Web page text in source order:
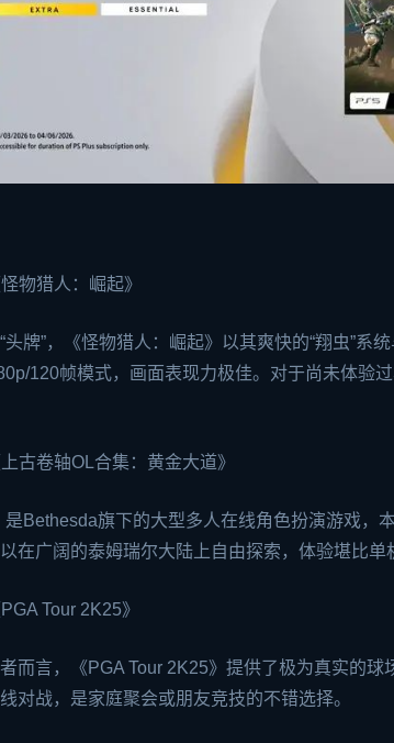
物猎人：崛起》
头牌”，《怪物猎人：崛起》以其爽快的“翔虫”系
120帧模式，画面表现力极佳。对于尚未体验
古卷轴OL合集：黄金大道》
Bethesda旗下的大型多人在线角色扮演游戏，
在广阔的泰姆瑞尔大陆上自由探索，体验堪比单
Tour 2K25》
而言，《PGA Tour 2K25》提供了极为真实的
对战，是家庭聚会或朋友竞技的不错选择。